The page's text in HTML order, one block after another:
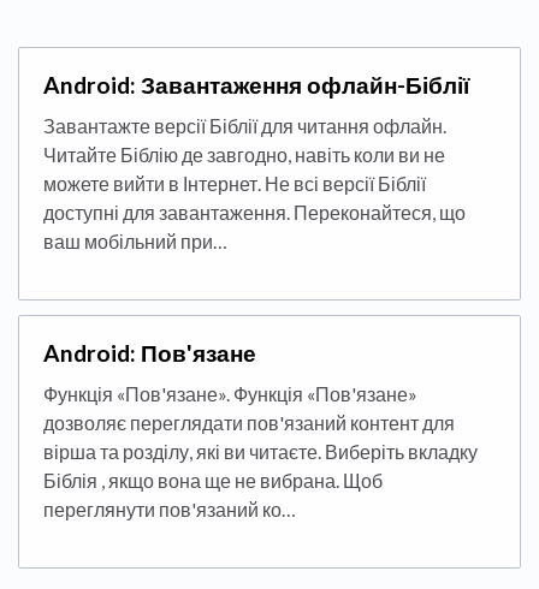
Android: Завантаження офлайн-Біблії
Завантажте версії Біблії для читання офлайн.
Читайте Біблію де завгодно, навіть коли ви не
можете вийти в Інтернет. Не всі версії Біблії
доступні для завантаження. Переконайтеся, що
ваш мобільний при…
Android: Пов'язане
Функція «Пов'язане». Функція «Пов'язане»
дозволяє переглядати пов'язаний контент для
вірша та розділу, які ви читаєте. Виберіть вкладку
Біблія , якщо вона ще не вибрана. Щоб
переглянути пов'язаний ко…